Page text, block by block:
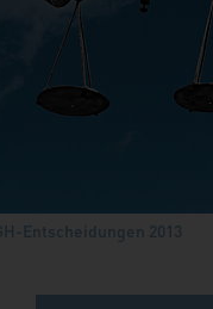
Entscheidungen 2013